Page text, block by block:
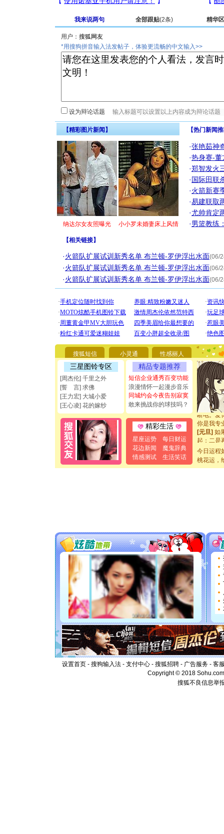
我来说两句 全部跟贴(2条) 精华区
用户：
*用搜狗拼音输入法发帖子，体验更流畅的中文输入>>
设为辩论话题
【精彩图片新闻】
纳达尔女友照曝光 小小罗未婚妻床上风情
【热门新闻
·张艳茹神
·热身赛-董
·郑智发火
·国际田联
·火箭新赛
·易建联取
·尤帅肯定
·男篮教练
【相关链接】
·火箭队扩展试训新秀名单 布兰顿-罗伊浮出水面(06/
·火箭队扩展试训新秀名单 布兰顿-罗伊浮出水面(06/
·火箭队扩展试训新秀名单 布兰顿-罗伊浮出水面(06/
搜狐短信 小灵通 性感丽人
三星图铃专区
[周杰伦] 千里之外
[誓 言] 求佛
[王力宏] 大城小爱
[王心凌] 花的嫁纱
精品专题推荐
短信企业通秀百变功能
浪漫情怀一起漫步音乐
同城约会今夜告别寂寞
敢来挑战你的球技吗？
精彩生活
星座运势
每日财运
花边新闻
魔鬼辞典
情感测试
生活笑话
[圣诞节]
你太多，
要平安
[圣诞节]
能正大光
都要快乐
[圣诞节]
如意,快
[元旦]看
断电。爱
你是我专
[元旦] 如
起；二是
[元旦]当
泣，这痛
[圣诞节]
你太多，
要平安
[圣诞节]
能正大
都要快乐
[圣诞节]
如意,快
[元旦]
看
断电。
你是我
[元旦]如
起；二是
离。水晶
[元旦]当
泣，这痛
卖了。水
[春节]风
颜！冬去
今日运程
桃花运，
设置首页 - 搜狗输入法 - 支付中心 - 搜狐招聘 - 广告服务 - 客
Copyright © 2018
搜狐不良信息举